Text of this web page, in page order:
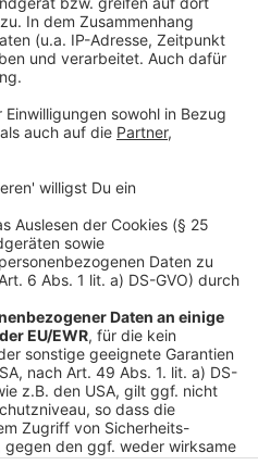
lesen Sie die
stimmen Sie der
zu, um dieses
Consent
Platform
der Indie-Rock-
Hier hört ihr sie im besten